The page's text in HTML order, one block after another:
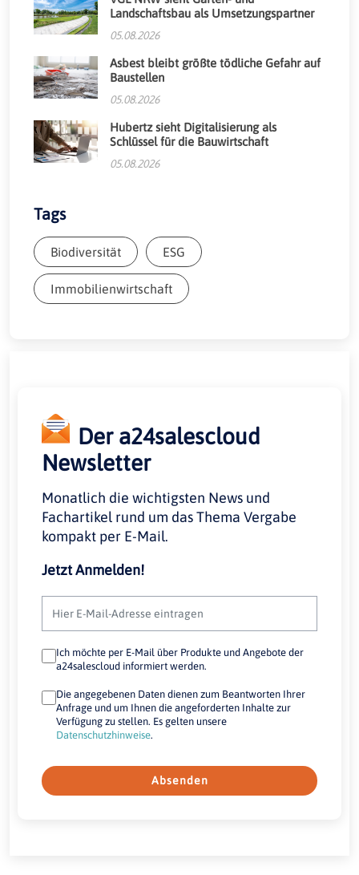
Landschaftsbau als Umsetzungspartner
05.08.2026
Asbest bleibt größte tödliche Gefahr auf
Baustellen
05.08.2026
Hubertz sieht Digitalisierung als
Schlüssel für die Bauwirtschaft
05.08.2026
Tags
Biodiversität ESG
Immobilienwirtschaft
Der a24salescloud
Newsletter
Monatlich die wichtigsten News und
Fachartikel rund um das Thema Vergabe
kompakt per E-Mail.
Jetzt Anmelden!
Ich möchte per E-Mail über Produkte und Angebote der
a24salescloud informiert werden.
Die angegebenen Daten dienen zum Beantworten Ihrer
Anfrage und um Ihnen die angeforderten Inhalte zur
Verfügung zu stellen. Es gelten unsere
Datenschutzhinweise.
Absenden